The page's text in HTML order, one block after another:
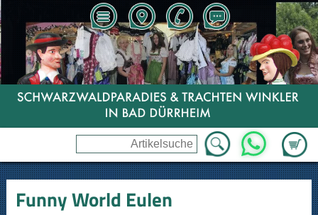
Zum
WhatsApp
Funny World Eulen